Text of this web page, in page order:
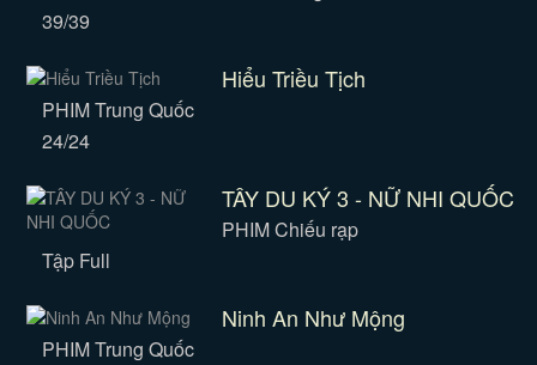
39/39
Hiểu Triều Tịch
PHIM Trung Quốc
24/24
TÂY DU KÝ 3 - NỮ NHI QUỐC
PHIM Chiếu rạp
Tập Full
Ninh An Như Mộng
PHIM Trung Quốc